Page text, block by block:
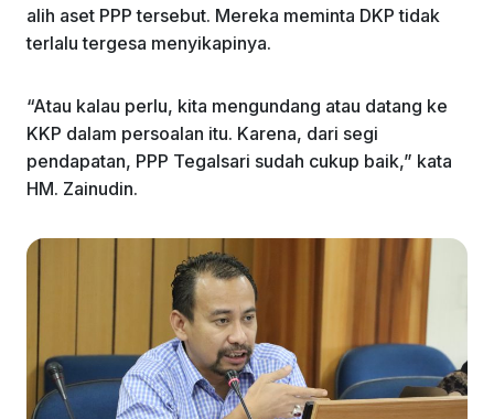
alih aset PPP tersebut. Mereka meminta DKP tidak
terlalu tergesa menyikapinya.
“Atau kalau perlu, kita mengundang atau datang ke
KKP dalam persoalan itu. Karena, dari segi
pendapatan, PPP Tegalsari sudah cukup baik,” kata
HM. Zainudin.